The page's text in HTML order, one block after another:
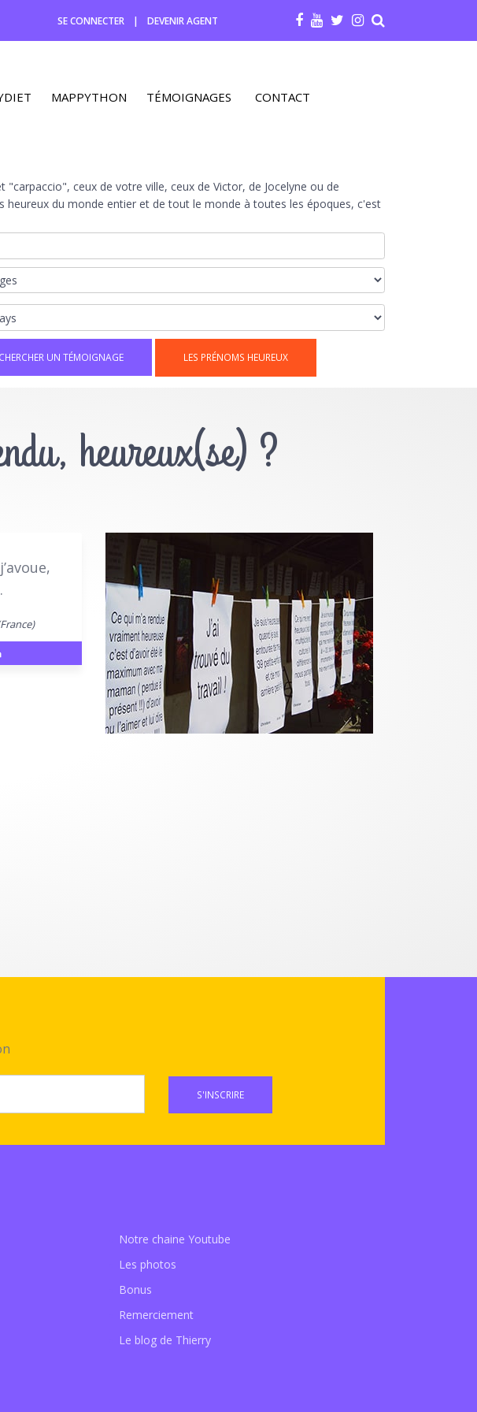
SE CONNECTER | DEVENIR AGENT
MAPPYTHON TÉMOIGNAGES CONTACT
ceux de votre ville, ceux de Victor, de Jocelyne ou de
heureux du monde entier et de tout le monde à toutes les époques, c'est
LES PRÉNOMS HEUREUX
heureux(se) ?
S'INSCRIRE
Notre chaine Youtube
Les photos
Bonus
Remerciement
Le blog de Thierry